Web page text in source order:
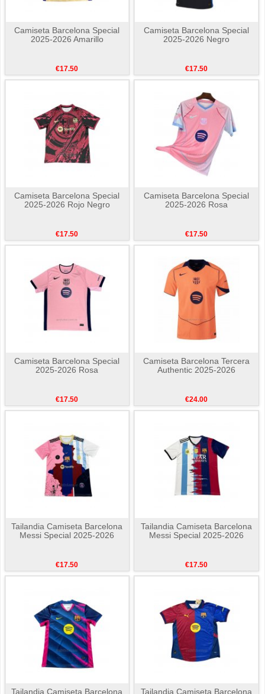
Camiseta Barcelona Special
2025-2026 Amarillo
€17.50
Camiseta Barcelona Special
2025-2026 Negro
€17.50
Camiseta Barcelona Special
2025-2026 Rojo Negro
€17.50
Camiseta Barcelona Special
2025-2026 Rosa
€17.50
Camiseta Barcelona Special
2025-2026 Rosa
€17.50
Camiseta Barcelona Tercera
Authentic 2025-2026
€24.00
Tailandia Camiseta Barcelona
Messi Special 2025-2026
€17.50
Tailandia Camiseta Barcelona
Messi Special 2025-2026
€17.50
Tailandia Camiseta Barcelona
Tailandia Camiseta Barcelona